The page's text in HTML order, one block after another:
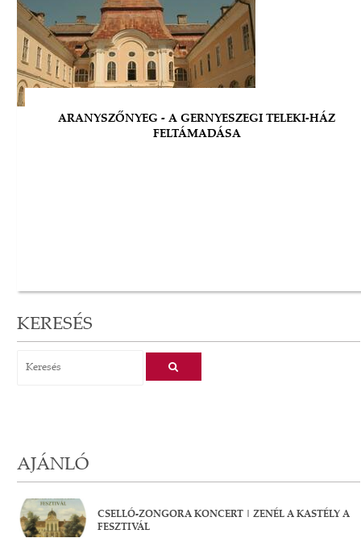
ARANYSZŐNYEG - A GERNYESZEGI TELEKI-HÁZ
FELTÁMADÁSA
KERESÉS
AJÁNLÓ
CSELLÓ-ZONGORA KONCERT | ZENÉL A KASTÉLY A
FESZTIVÁL